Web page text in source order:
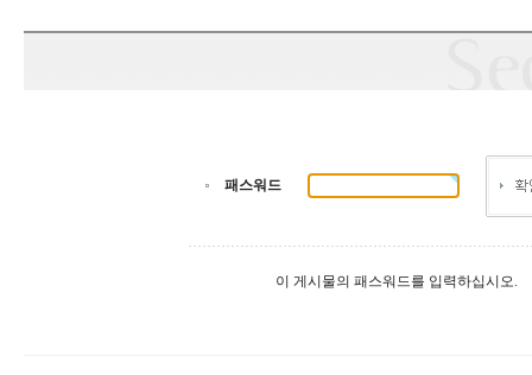
패스워드
이 게시물의 패스워드를 입력하십시오.